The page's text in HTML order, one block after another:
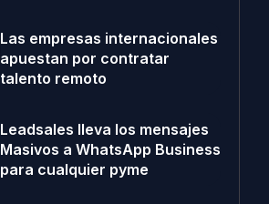
Las empresas internacionales
apuestan por contratar
talento remoto
Leadsales lleva los mensajes
Masivos a WhatsApp Business
para cualquier pyme